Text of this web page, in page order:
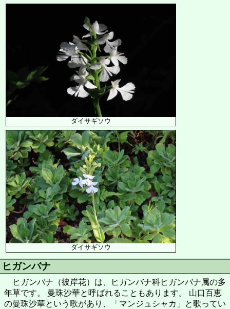
ダイサギソウ
ダイサギソウ
ヒガンバナ
ヒガンバナ（彼岸花）は、ヒガンバナ科ヒガンバナ属の多
年草です。 曼珠沙華と呼ばれることもあります。 山口百恵
の曼珠沙華という歌があり、「マンジュシャカ」と歌ってい